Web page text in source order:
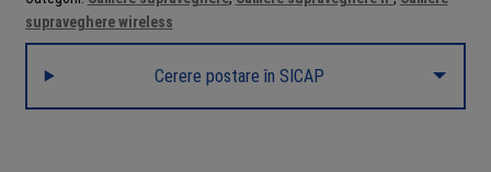
QHD,
IR
supraveghere wireless
Cerere postare în SICAP